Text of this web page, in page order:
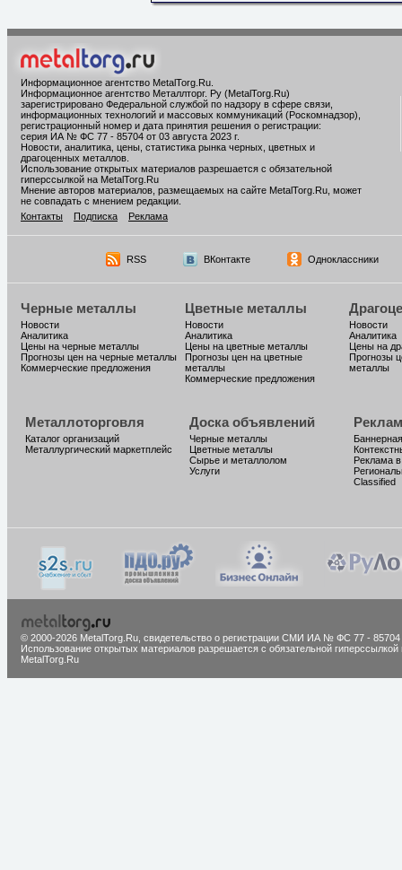
Информационное агентство MetalTorg.Ru
Информационное агентство Металлторг. Ру (MetalTorg.Ru)
зарегистрировано Федеральной службой по надзору в сфере связи,
информационных технологий и массовых коммуникаций (Роскомнадзор),
регистрационный номер и дата принятия решения о регистрации:
серия ИА № ФС 77 - 85704 от 03 августа 2023 г.
Новости, аналитика, цены, статистика рынка черных, цветных и
драгоценных металлов.
Использование открытых материалов разрешается с обязательной
гиперссылкой на MetalTorg.Ru
Мнение авторов материалов, размещаемых на сайте MetalTorg.Ru, может
не совпадать с мнением редакции.
Контакты
Подписка Реклама
RSS ВКонтакте Одноклассники
Черные металлы
Новости
Аналитика
Цены на черные металлы
Прогнозы цен на черные металлы
Коммерческие предложения
Цветные металлы
Новости
Аналитика
Цены на цветные металлы
Прогнозы цен на цветные
металлы
Коммерческие предложения
Новости
Аналитика
Цены на
Прогнозы
металлы
Металлоторговля
Каталог организаций
Металлургический маркетплейс
Доска объявлений
Черные металлы
Цветные металлы
Сырье и металлолом
Услуги
Реклама
Classified
© 2000-2026 MetalTorg.Ru, cвидетельство о регистрации СМИ ИА № ФС 77 - 85704
Использование открытых материалов разрешается с обязательной гиперссылкой
MetalTorg.Ru